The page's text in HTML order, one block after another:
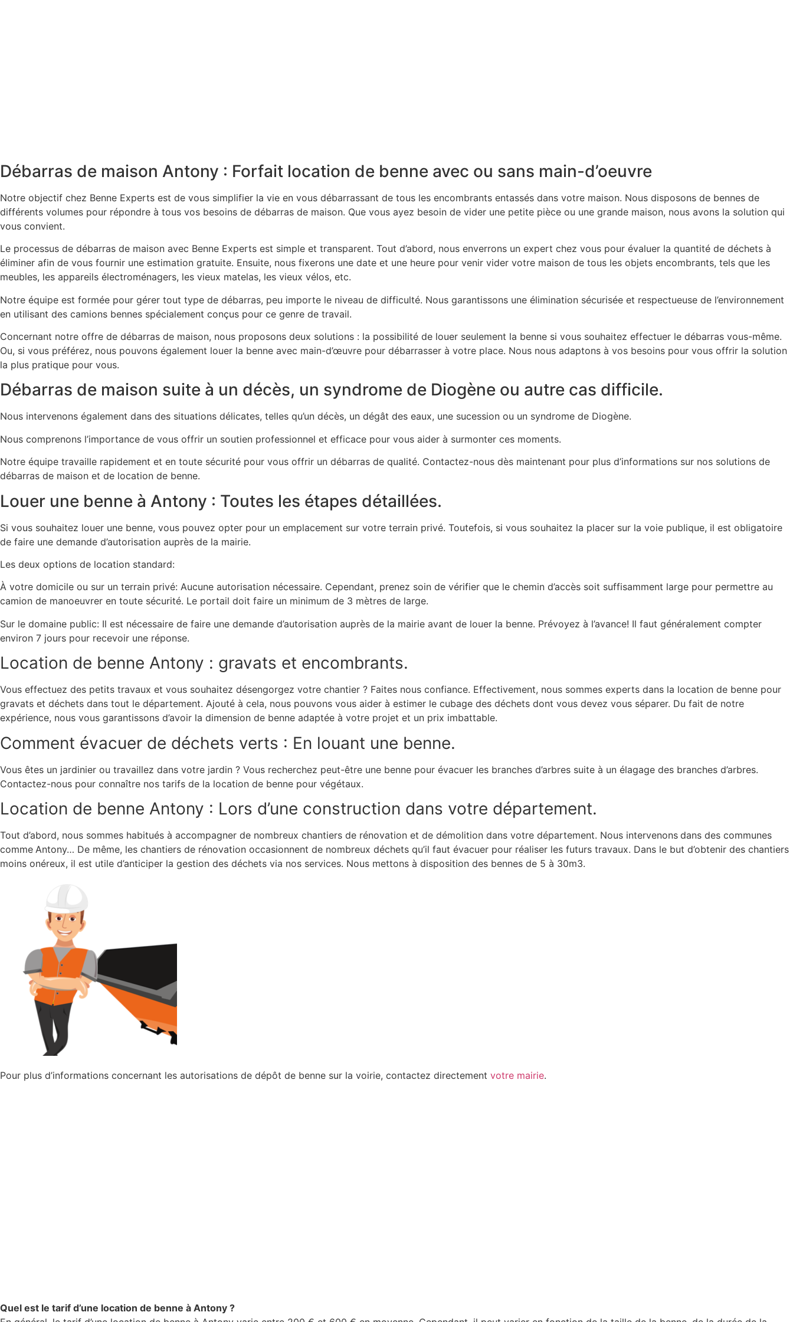
Débarras de maison Antony : Forfait location de benne avec ou sans main-d’oeuvre
Notre objectif chez Benne Experts est de vous simplifier la vie en vous débarrassant de tous les encombrants entassés dans votre maison. Nous disposons de bennes de
différents volumes pour répondre à tous vos besoins de débarras de maison. Que vous ayez besoin de vider une petite pièce ou une grande maison, nous avons la solution qui
vous convient.
Le processus de débarras de maison avec Benne Experts est simple et transparent. Tout d’abord, nous enverrons un expert chez vous pour évaluer la quantité de déchets à
éliminer afin de vous fournir une estimation gratuite. Ensuite, nous fixerons une date et une heure pour venir vider votre maison de tous les objets encombrants, tels que les
meubles, les appareils électroménagers, les vieux matelas, les vieux vélos, etc.
Notre équipe est formée pour gérer tout type de débarras, peu importe le niveau de difficulté. Nous garantissons une élimination sécurisée et respectueuse de l’environnement
en utilisant des camions bennes spécialement conçus pour ce genre de travail.
Concernant notre offre de débarras de maison, nous proposons deux solutions : la possibilité de louer seulement la benne si vous souhaitez effectuer le débarras vous-même.
Ou, si vous préférez, nous pouvons également louer la benne avec main-d’œuvre pour débarrasser à votre place. Nous nous adaptons à vos besoins pour vous offrir la solution
la plus pratique pour vous.
Débarras de maison suite à un décès, un syndrome de Diogène ou autre cas difficile.
Nous intervenons également dans des situations délicates, telles qu’un décès, un dégât des eaux, une sucession ou un syndrome de Diogène.
Nous comprenons l’importance de vous offrir un soutien professionnel et efficace pour vous aider à surmonter ces moments.
Notre équipe travaille rapidement et en toute sécurité pour vous offrir un débarras de qualité. Contactez-nous dès maintenant pour plus d’informations sur nos solutions de
débarras de maison et de location de benne.
Louer une benne à Antony : Toutes les étapes détaillées.
Si vous souhaitez louer une benne, vous pouvez opter pour un emplacement sur votre terrain privé. Toutefois, si vous souhaitez la placer sur la voie publique, il est obligatoire
de faire une demande d’autorisation auprès de la mairie.
Les deux options de location standard:
À votre domicile ou sur un terrain privé: Aucune autorisation nécessaire. Cependant, prenez soin de vérifier que le chemin d’accès soit suffisamment large pour permettre au
camion de manoeuvrer en toute sécurité. Le portail doit faire un minimum de 3 mètres de large.
Sur le domaine public: Il est nécessaire de faire une demande d’autorisation auprès de la mairie avant de louer la benne. Prévoyez à l’avance! Il faut généralement compter
environ 7 jours pour recevoir une réponse.
Location de benne Antony : gravats et encombrants.
Vous effectuez des petits travaux et vous souhaitez désengorgez votre chantier ? Faites nous confiance. Effectivement, nous sommes experts dans la location de benne pour
gravats et déchets dans tout le département. Ajouté à cela, nous pouvons vous aider à estimer le cubage des déchets dont vous devez vous séparer. Du fait de notre
expérience, nous vous garantissons d’avoir la dimension de benne adaptée à votre projet et un prix imbattable.
Comment évacuer de déchets verts : En louant une benne.
Vous êtes un jardinier ou travaillez dans votre jardin ? Vous recherchez peut-être une benne pour évacuer les branches d’arbres suite à un élagage des branches d’arbres.
Contactez-nous pour connaître nos tarifs de la location de benne pour végétaux.
Location de benne Antony : Lors d’une construction dans votre département.
Tout d’abord, nous sommes habitués à accompagner de nombreux chantiers de rénovation et de démolition dans votre département. Nous intervenons dans des communes
comme Antony… De même, les chantiers de rénovation occasionnent de nombreux déchets qu’il faut évacuer pour réaliser les futurs travaux. Dans le but d’obtenir des chantiers
moins onéreux, il est utile d’anticiper la gestion des déchets via nos services. Nous mettons à disposition des bennes de 5 à 30m3.
Pour plus d’informations concernant les autorisations de dépôt de benne sur la voirie, contactez directement votre mairie.
Quel est le tarif d’une location de benne à Antony ?